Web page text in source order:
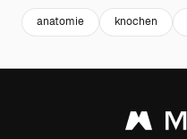
anatomie knochen